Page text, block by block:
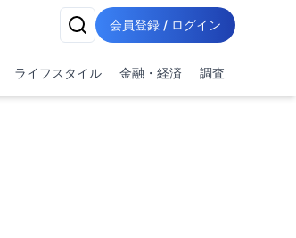
会員登録 / ログイン
ライフスタイル 金融・経済 調査